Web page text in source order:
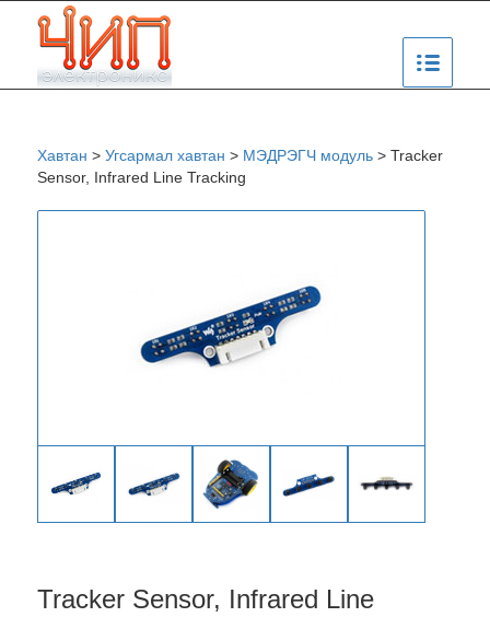
Хавтан > Угсармал хавтан > МЭДРЭГЧ модуль> Tracker
Sensor, Infrared Line Tracking
Tracker Sensor, Infrared Line